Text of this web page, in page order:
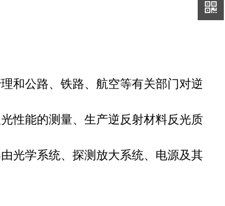
和公路、铁路、航空等有关部门对逆
性能的测量、生产逆反射材料反光质
光学系统、探测放大系统、电源及其